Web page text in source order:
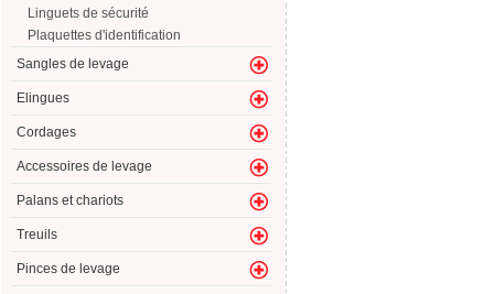
Linguets de sécurité
Plaquettes d'identification
Sangles de levage
Elingues
Cordages
Accessoires de levage
Palans et chariots
Treuils
Pinces de levage